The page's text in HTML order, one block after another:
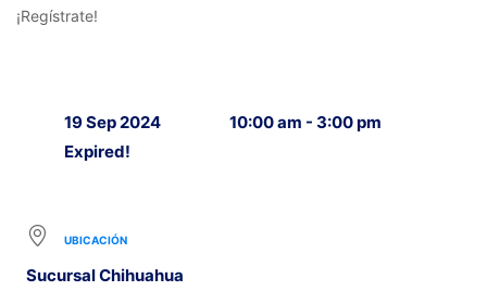
¡Regístrate!
19 Sep 2024
Expired!
10:00 am - 3:00 pm
UBICACIÓN
Sucursal Chihuahua